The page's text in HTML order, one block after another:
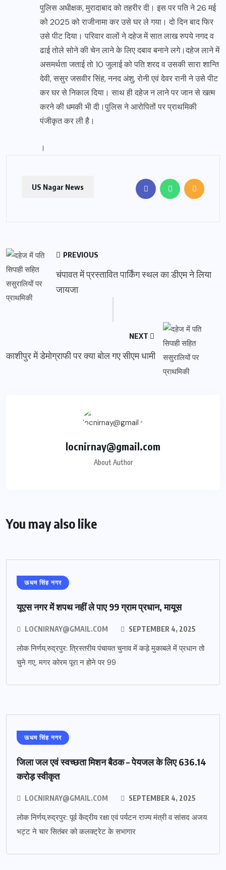
पुलिस अधीक्षक, मुरादाबाद को तहरीर दी। इस पर पति ने 26 मई
को 2025 को राजीनामा कर उसे घर ले गया। दो दिन बाद फिर
उसे पीट दिया। परिवार वालों ने दहेज में सात लाख रुपये नगद व
ढाई तोले सोने की चेन लाने के लिए दबाव बनाने लगे।दहेज लाने में
असमर्थता जताई तो 10 जुलाई को पति शरद व उसकी सारा शान्ति
देवी, ससुर जसवीर सिंह, ननद अंशु, रोनी एवं देवर रानी ने उसे पीट
कर घर से निकाल दिया। साथ ही दहेज न लाने पर जान से खत्म
करने की धमकी भी दी।पुलिस ने आरोपितों पर प्राथमिकी
पंजीकृत कर ली है।
।
US Nagar News
PREVIOUS
चंपावत में प्रस्तावित पार्किंग स्थल का डीएम ने लिया
जायजा
NEXT
काशीपुर में डेमोग्राफी पर क्या बोल गए सीएम धामी
locnirnay@gmail.com
About Author
You may also like
ऊधम सिंह नगर
यूएस नगर में शपथ नहीं ले पाए 99 ग्राम प्रधान, मायूस
LOCNIRNAY@GMAIL.COM SEPTEMBER 4, 2025
लोक निर्णय,रुद्रपुर: त्रिस्तरीय पंचायत चुनाव में कड़े मुकाबले में प्रधान तो
चुने गए, मगर कोरम पूरा न होने पर 99
ऊधम सिंह नगर
जिला जल एवं स्वच्छता मिशन बैठक – पेयजल के लिए 636.14
करोड़ स्वीकृत
LOCNIRNAY@GMAIL.COM SEPTEMBER 4, 2025
लोक निर्णय,रुद्रपुर: पूर्व केंद्रीय रक्षा एवं पर्यटन राज्य मंत्री व सांसद अजय
भट्ट ने चार सितंबर को कलक्ट्रेट के सभागार